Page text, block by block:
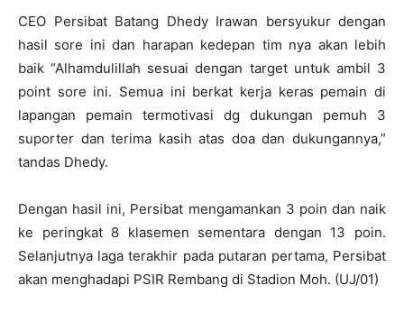
CEO Persibat Batang Dhedy Irawan bersyukur dengan
hasil sore ini dan harapan kedepan tim nya akan lebih
baik “Alhamdulillah sesuai dengan target untuk ambil 3
point sore ini. Semua ini berkat kerja keras pemain di
lapangan pemain termotivasi dg dukungan pemuh 3
suporter dan terima kasih atas doa dan dukungannya,”
tandas Dhedy.
Dengan hasil ini, Persibat mengamankan 3 poin dan naik
ke peringkat 8 klasemen sementara dengan 13 poin.
Selanjutnya laga terakhir pada putaran pertama, Persibat
akan menghadapi PSIR Rembang di Stadion Moh. (UJ/01)